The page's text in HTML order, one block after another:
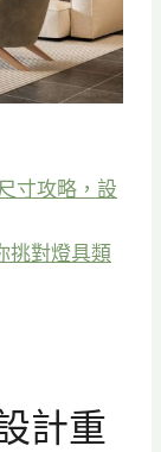
寸攻略，設
挑對燈具類
計重